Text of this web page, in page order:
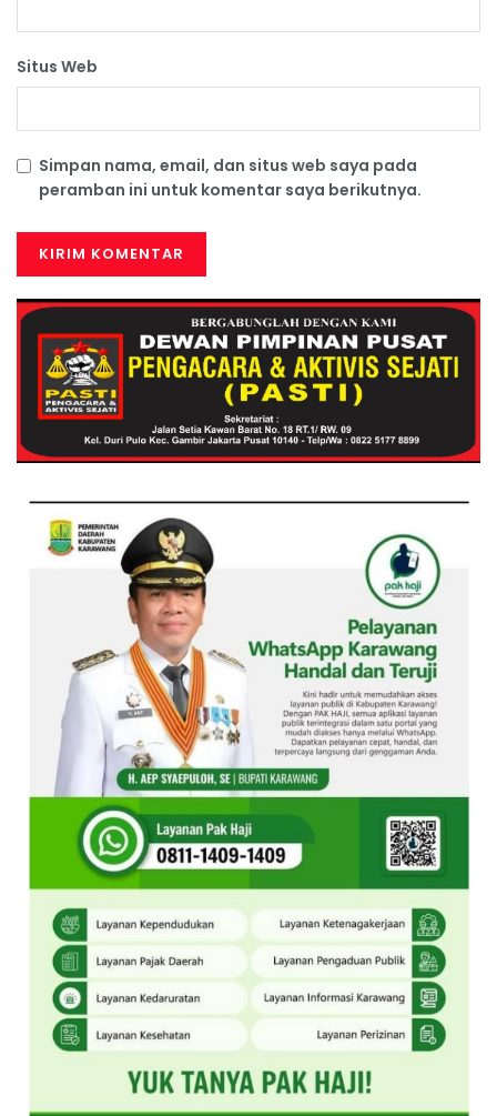
Situs Web
Simpan nama, email, dan situs web saya pada
peramban ini untuk komentar saya berikutnya.